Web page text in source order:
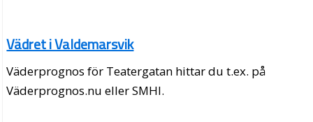
Vädret i Valdemarsvik
Väderprognos för Teatergatan hittar du t.ex. på
Väderprognos.nu eller SMHI.